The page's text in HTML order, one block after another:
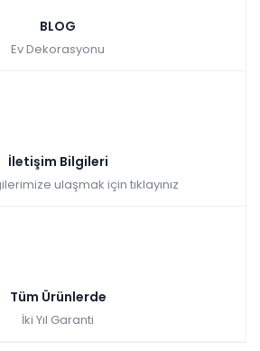
BLOG
Ev Dekorasyonu
İletişim Bilgileri
ulaşmak için tıklayınız
Tüm Ürünlerde
İki Yıl Garanti